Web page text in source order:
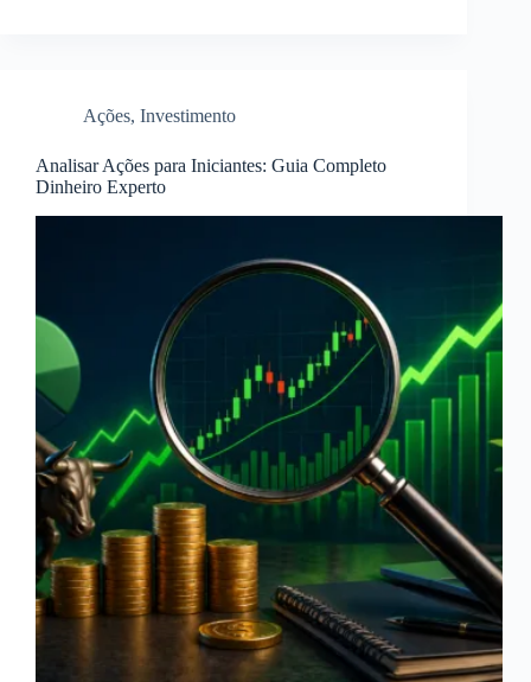
Ações, Investimento
Analisar Ações para Iniciantes: Guia Completo
Dinheiro Experto